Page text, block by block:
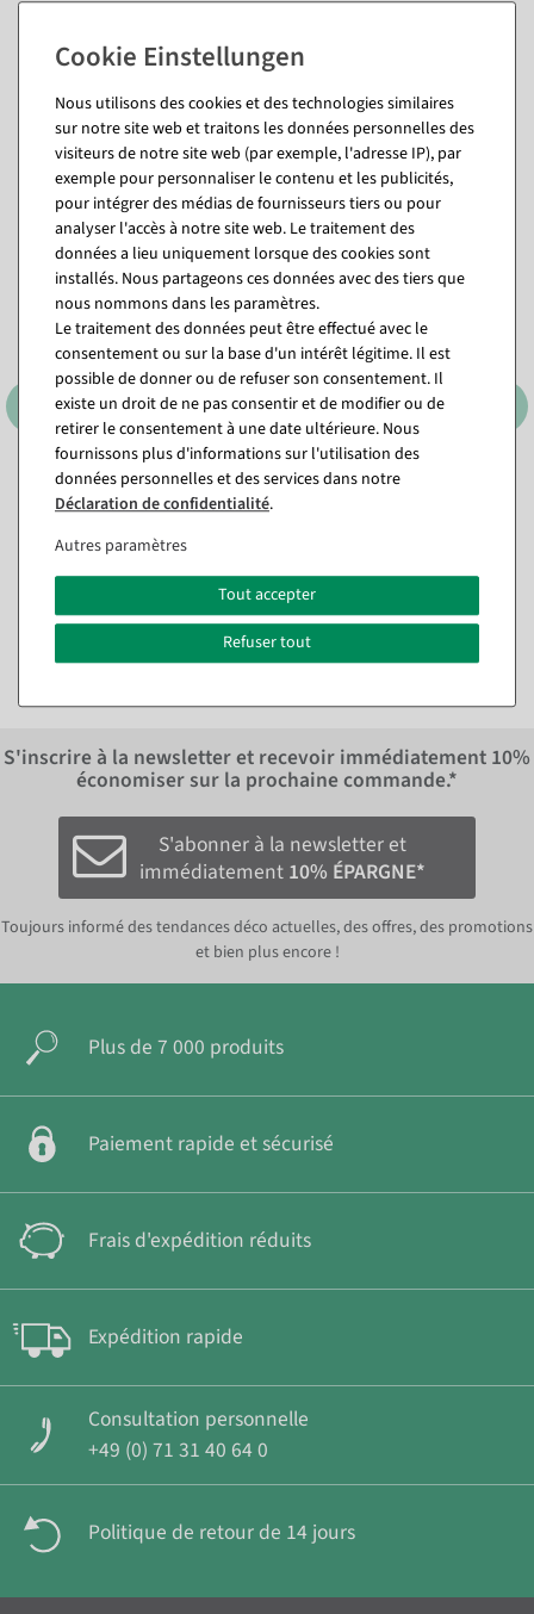
Vous pourriez aussi aimer (8)
%
Papier cadeau double face à
pois & à rayures d&#039;un
côté 50 m
Disponible immédiatement
35,64 €
Papier cadeau "Tempête de
19,95 EUR hors TVA
S'inscrire à la newsletter et recevoir immédiatement 10%
économiser sur la prochaine commande.*
S'abonner à la newsletter et
immédiatement 10% ÉPARGNE*
Toujours informé des tendances déco actuelles, des offres, des promotions
et bien plus encore !
Plus de 7 000 produits
Paiement rapide et sécurisé
Frais d'expédition réduits
Expédition rapide
Consultation personnelle
+49 (0) 71 31 40 64 0
Politique de retour de 14 jours
Nous utilisons des cookies et des technologies similaires
sur notre site web et traitons les données personnelles des
visiteurs de notre site web (par exemple, l'adresse IP), par
exemple pour personnaliser le contenu et les publicités,
pour intégrer des médias de fournisseurs tiers ou pour
analyser l'accès à notre site web. Le traitement des
données a lieu uniquement lorsque des cookies sont
installés. Nous partageons ces données avec des tiers que
nous nommons dans les paramètres.
Le traitement des données peut être effectué avec le
consentement ou sur la base d'un intérêt légitime. Il est
possible de donner ou de refuser son consentement. Il
existe un droit de ne pas consentir et de modifier ou de
retirer le consentement à une date ultérieure. Nous
fournissons plus d'informations sur l'utilisation des
données personnelles et des services dans notre
Déclaration de confidentialité.
Autres paramètres
Tout accepter
Refuser tout